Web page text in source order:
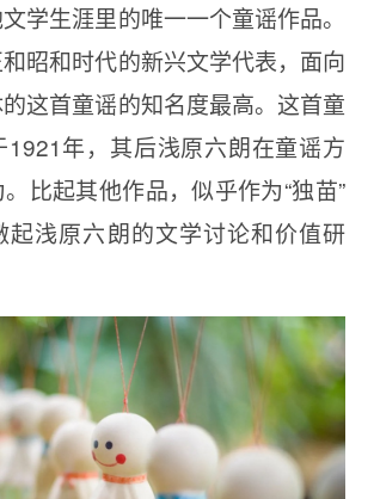
学生涯里的唯一一个童谣作品。
昭和时代的新兴文学代表，面向
这首童谣的知名度最高。这首童
1921年，其后浅原六朗在童谣方
比起其他作品，似乎作为“独苗”
起浅原六朗的文学讨论和价值研